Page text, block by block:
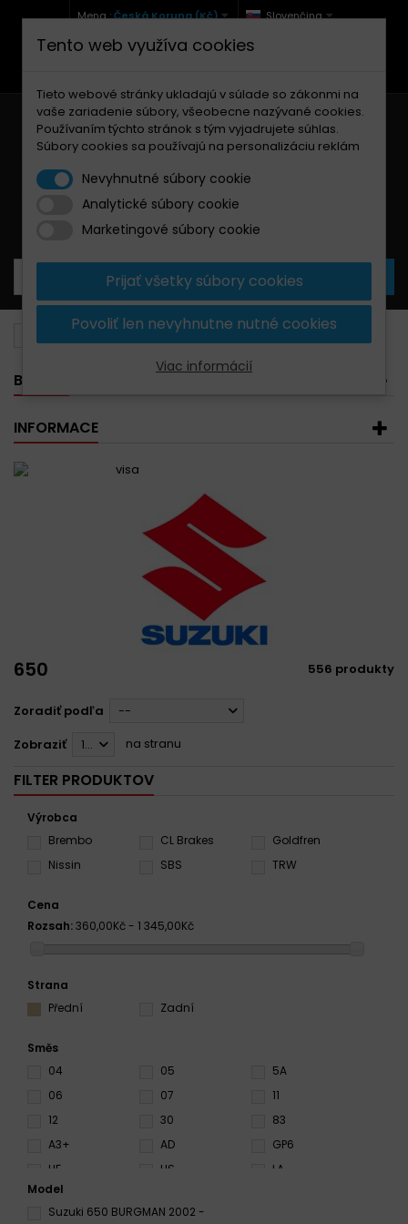
Mena :Česká Koruna (Kč) Slovenčina
+420 771 127 977 (Po-Pá, 9-12 a 13-17)
Košík0Produkty
BANNER
INFORMACE
650 556 produkty
Zoradiť podľa
--
Zobraziť
12 na stranu
FILTER PRODUKTOV
Výrobca
Brembo
CL Brakes
Goldfren
Nissin
SBS TRW
Cena
Rozsah:360,00Kč - 1 345,00Kč
Strana
Přední
Zadní
Směs
04
05
5A
06
07
11
12
30
83
A3+
AD
GP6
HF
HS
LA
LS
NS
RC
Model
Suzuki 650 BURGMAN 2002 -
Tento web využíva cookies
Tieto webové stránky ukladajú v súlade so zákonmi na
vaše zariadenie súbory, všeobecne nazývané cookies.
Používaním týchto stránok s tým vyjadrujete súhlas.
Súbory cookies sa používajú na personalizáciu reklám
Nevyhnutné súbory cookie
Analytické súbory cookie
Marketingové súbory cookie
Prijať všetky súbory cookies
Povoliť len nevyhnutne nutné cookies
Viac informácií